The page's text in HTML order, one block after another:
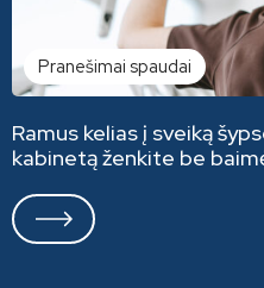
Pranešimai spaudai
Ramus kelias į sveiką
kabinetą ženkite be